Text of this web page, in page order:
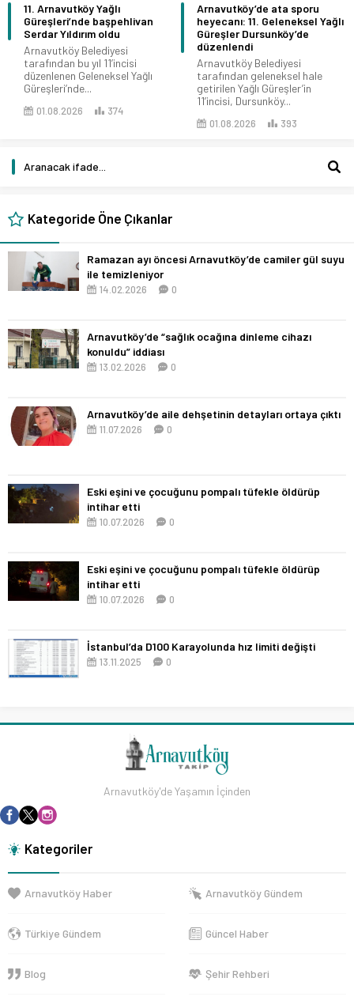
11. Arnavutköy Yağlı
Güreşleri’nde başpehlivan
Serdar Yıldırım oldu
Arnavutköy Belediyesi
tarafından bu yıl 11’incisi
düzenlenen Geleneksel Yağlı
Güreşleri’nde...
01.08.2026 374
Arnavutköy’de ata sporu
heyecanı: 11. Geleneksel Yağlı
Güreşler Dursunköy’de
düzenlendi
Arnavutköy Belediyesi
tarafından geleneksel hale
getirilen Yağlı Güreşler’in
11’incisi, Dursunköy...
01.08.2026 393
Kategoride Öne Çıkanlar
Ramazan ayı öncesi Arnavutköy’de camiler gül suyu
ile temizleniyor
14.02.2026 0
Arnavutköy’de “sağlık ocağına dinleme cihazı
konuldu” iddiası
13.02.2026 0
Arnavutköy’de aile dehşetinin detayları ortaya çıktı
11.07.2026 0
Eski eşini ve çocuğunu pompalı tüfekle öldürüp
intihar etti
10.07.2026 0
Eski eşini ve çocuğunu pompalı tüfekle öldürüp
intihar etti
10.07.2026 0
İstanbul’da D100 Karayolunda hız limiti değişti
13.11.2025 0
Arnavutköy'de Yaşamın İçinden
Kategoriler
Arnavutköy Haber Arnavutköy Gündem
Türkiye Gündem Güncel Haber
Blog Şehir Rehberi